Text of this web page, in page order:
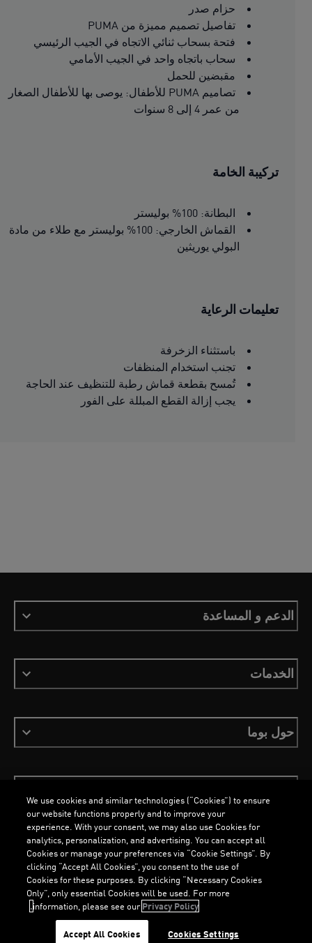
LOADING...
حزام صدر
تفاصيل تصميم مميزة من PUMA
فتحة بسحاب ثنائي الاتجاه في الجيب الرئيسي
سحاب باتجاه واحد في الجيب الأمامي
مقبضين للحمل
تصاميم PUMA للأطفال: يوصى بها للأطفال الصغار
من عمر 4 إلى 8 سنوات
تركيبة الخامة
البطانة: 100% بوليستر
القماش الخارجي: 100% بوليستر مع طلاء من مادة
البولي يوريثين
تعليمات الرعاية
باستثناء الزخرفة
تجنب استخدام المنظفات
تُمسح بقطعة قماش رطبة للتنظيف عند الحاجة
يجب إزالة القطع المبللة على الفور
الدعم و المساعدة
الخدمات
حول بوما
ملفات تعريف الارتباطسياسة الخصوصيةImprint
العربية
جميع الحقوق محفوظة © PUMA, 2026
We use cookies and similar technologies (“Cookies”) to ensure
our website functions properly and to improve your
experience. With your consent, we may also use Cookies for
analytics, personalization, and advertising. You can accept all
Cookies or manage your preferences via “Cookie Settings”. By
clicking “Accept All Cookies”, you consent to the use of
Cookies for these purposes. By clicking “Necessary Cookies
Only”, only essential Cookies will be used. For more
information, please see ourPrivacy Policy.
Cookies Settings
Accept All Cookies